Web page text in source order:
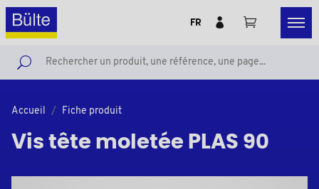
FR
Accueil Fiche produit
Vis tête moletée PLAS 90